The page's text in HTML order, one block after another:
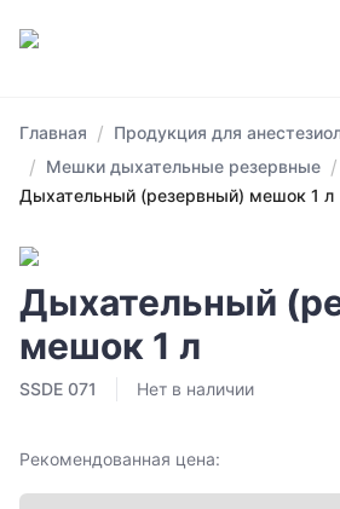
Главная / Продукция для
/ Мешки дыхательные резервные /
Дыхательный (резервный) мешок 1 л
Дыхательный
мешок 1 л
SSDE 071 Нет в наличии
Рекомендованная цена: